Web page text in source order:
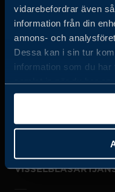
vidarebefordrar även
information från din
annons- och
Dessa kan i sin tur
information som du
samlat in när du har
JOBBA HOS OSS
OM OSS